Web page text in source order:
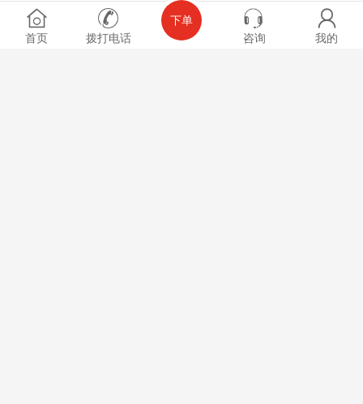
2张
首页 拨打电话
下单
咨询
我的